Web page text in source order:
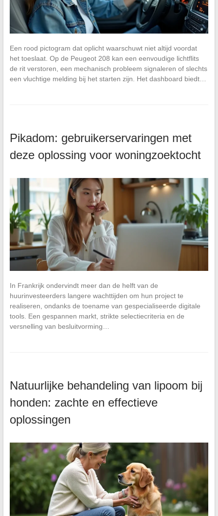
Een rood pictogram dat oplicht waarschuwt niet altijd voordat
het toeslaat. Op de Peugeot 208 kan een eenvoudige lichtflits
de rit verstoren, een mechanisch probleem signaleren of slechts
een vluchtige melding bij het starten zijn. Het dashboard biedt…
Pikadom: gebruikerservaringen met
deze oplossing voor woningzoektocht
In Frankrijk ondervindt meer dan de helft van de
huurinvesteerders langere wachttijden om hun project te
realiseren, ondanks de toename van gespecialiseerde digitale
tools. Een gespannen markt, strikte selectiecriteria en de
versnelling van besluitvorming…
Natuurlijke behandeling van lipoom bij
honden: zachte en effectieve
oplossingen